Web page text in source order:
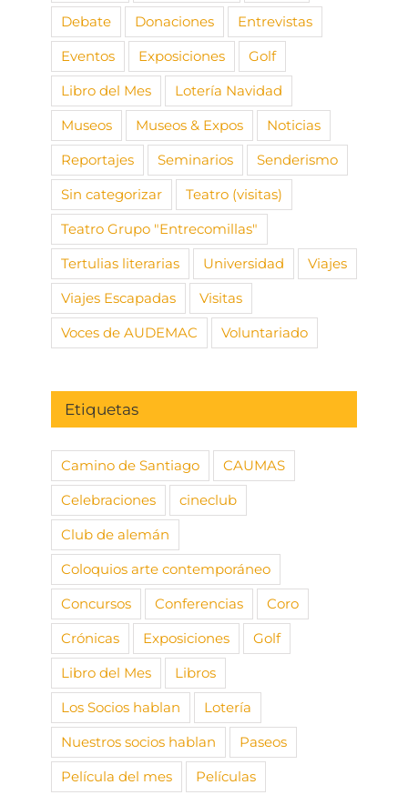
Debate
Donaciones
Entrevistas
Eventos
Exposiciones
Golf
Libro del Mes
Lotería Navidad
Museos
Museos & Expos
Noticias
Reportajes
Seminarios
Senderismo
Sin categorizar
Teatro (visitas)
Teatro Grupo "Entrecomillas"
Tertulias literarias
Universidad
Viajes
Viajes Escapadas
Visitas
Voces de AUDEMAC
Voluntariado
Etiquetas
Camino de Santiago
CAUMAS
Celebraciones
cineclub
Club de alemán
Coloquios arte contemporáneo
Concursos
Conferencias
Coro
Crónicas
Exposiciones
Golf
Libro del Mes
Libros
Los Socios hablan
Lotería
Nuestros socios hablan
Paseos
Película del mes
Películas